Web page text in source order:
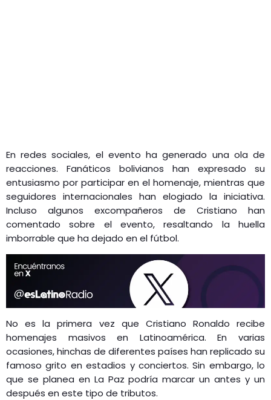
En redes sociales, el evento ha generado una ola de
reacciones. Fanáticos bolivianos han expresado su
entusiasmo por participar en el homenaje, mientras que
seguidores internacionales han elogiado la iniciativa.
Incluso algunos excompañeros de Cristiano han
comentado sobre el evento, resaltando la huella
imborrable que ha dejado en el fútbol.
No es la primera vez que Cristiano Ronaldo recibe
homenajes masivos en Latinoamérica. En varias
ocasiones, hinchas de diferentes países han replicado su
famoso grito en estadios y conciertos. Sin embargo, lo
que se planea en La Paz podría marcar un antes y un
después en este tipo de tributos.